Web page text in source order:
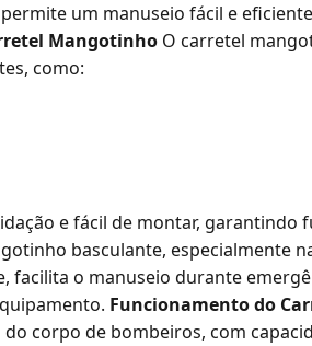
um manuseio fácil e
Mangotinho O carretel
como:
e fácil de montar, garantindo
basculante, especialmente
facilita o manuseio durante
Funcionamento do
corpo de bombeiros, com